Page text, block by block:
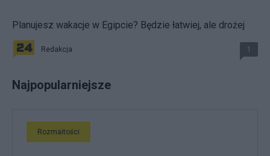
Planujesz wakacje w Egipcie? Będzie łatwiej, ale drożej
Redakcja 1
Najpopularniejsze
Rozmaitości